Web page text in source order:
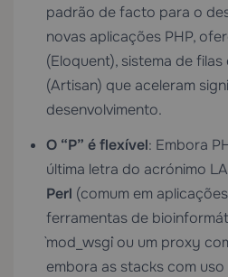
padrão de facto para o
novas aplicações PHP,
(Eloquent), sistema de
(Artisan) que aceleram
desenvolvimento.
O “P” é flexível: Embora
última letra do acrónimo
Perl (comum em
ferramentas de
`mod_wsgi` ou um proxy
embora as stacks com